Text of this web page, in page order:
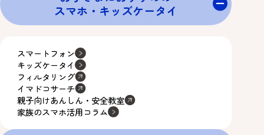
スマホ・キッズケータイ
スマートフォン
キッズケータイ
フィルタリング
イマドコサーチ
親子向けあんしん・安全教室
家族のスマホ活用コラム